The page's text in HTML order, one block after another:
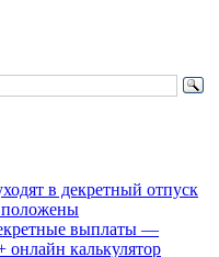
в декретный отпуск
выплаты —
онлайн калькулятор